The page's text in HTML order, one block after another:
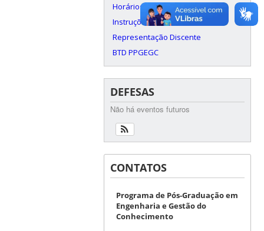
Horários
Instruções e formulários
Representação Discente
BTD PPGEGC
DEFESAS
Não há eventos futuros
CONTATOS
Programa de Pós-Graduação em
Engenharia e Gestão do
Conhecimento